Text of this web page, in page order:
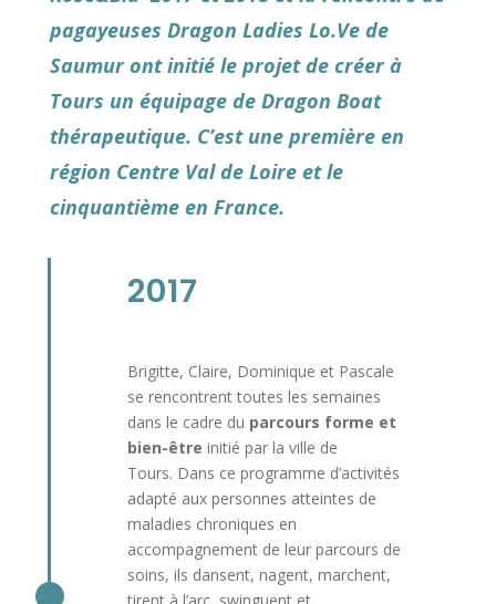
pagayeuses Dragon Ladies Lo.Ve de
Saumur ont initié le projet de créer à
Tours un équipage de Dragon Boat
thérapeutique. C’est une première en
région Centre Val de Loire et le
cinquantième en France.
2017
Brigitte, Claire, Dominique et Pascale
se rencontrent toutes les semaines
dans le cadre du parcours forme et
bien-être initié par la ville de
Tours. Dans ce programme d’activités
adapté aux personnes atteintes de
maladies chroniques en
accompagnement de leur parcours de
soins, ils dansent, nagent, marchent,